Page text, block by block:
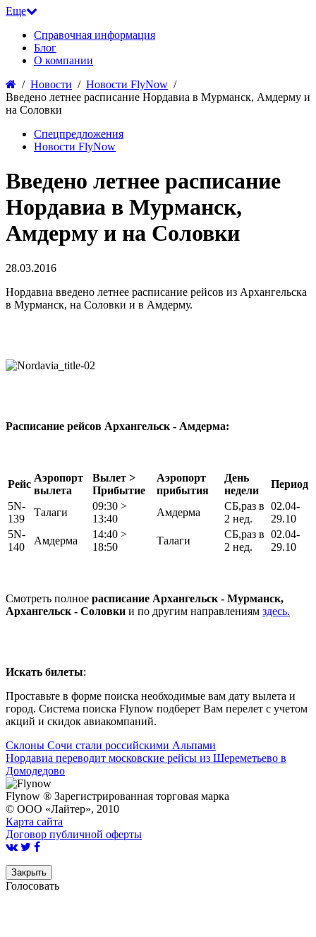
Еще
Справочная информация
Блог
О компании
Новости
Новости FlyNow
Введено летнее расписание Нордавиа в Мурманск, Амдерму и
на Соловки
Cпецпредложения
Новости FlyNow
Введено летнее расписание
Нордавиа в Мурманск,
Амдерму и на Соловки
28.03.2016
Нордавиа введено летнее расписание рейсов из Архангельска
в Мурманск, на Соловки и в Амдерму.
Расписание рейсов Архангельск - Амдерма:
Рейс
Аэропорт
вылета
Вылет >
Прибытие
Аэропорт
прибытия
День
недели
Период
5N-
139
Талаги
09:30 >
13:40
Амдерма
СБ,раз в
2 нед.
02.04-
29.10
5N-
140
Амдерма
14:40 >
18:50
Талаги
СБ,раз в
2 нед.
02.04-
29.10
Смотреть полное расписание Архангельск - Мурманск,
Архангельск - Соловки и по другим направлениям здесь.
Искать билеты:
Проставьте в форме поиска необходимые вам дату вылета и
город. Система поиска Flynow подберет Вам перелет с учетом
акций и скидок авиакомпаний.
Склоны Сочи стали российскими Альпами
Нордавиа переводит московские рейсы из Шереметьево в
Домодедово
Flynow ® Зарегистрированная торговая марка
© ООО «Лайтер», 2010
Карта сайта
Договор публичной оферты
Закрыть
Голосовать